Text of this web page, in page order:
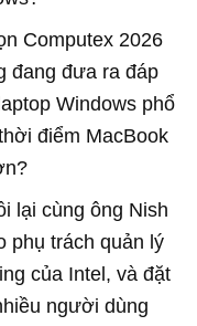
Computex 2026
đang đưa ra đáp
Windows phổ
điểm MacBook
lại cùng ông Nish
phụ trách quản lý
của Intel, và đặt
người dùng